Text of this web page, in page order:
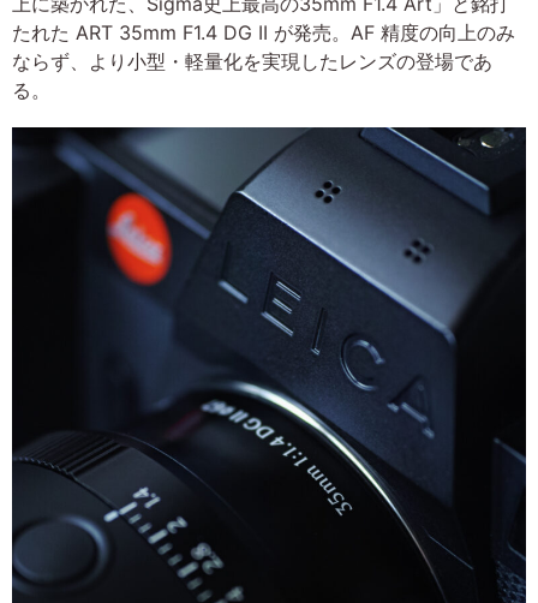
たれた ART 35mm F1.4 DG II が発売。AF 精度の向上のみ
ならず、より小型・軽量化を実現したレンズの登場であ
る。